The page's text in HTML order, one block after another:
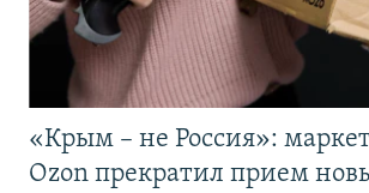
«Крым – не Россия»:
Ozon прекратил прием